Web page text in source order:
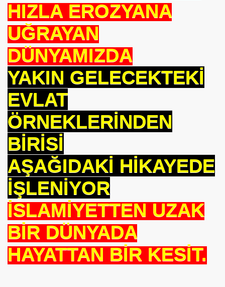
HIZLA EROZYANA
UĞRAYAN
DÜNYAMIZDA
YAKIN GELECEKTEKİ
EVLAT
ÖRNEKLERİNDEN
BİRİSİ
AŞAĞIDAKİ HİKAYEDE
İŞLENİYOR
İSLAMİYETTEN UZAK
BİR DÜNYADA
HAYATTAN BİR KESİT.
TARİHİ MÜZESİ